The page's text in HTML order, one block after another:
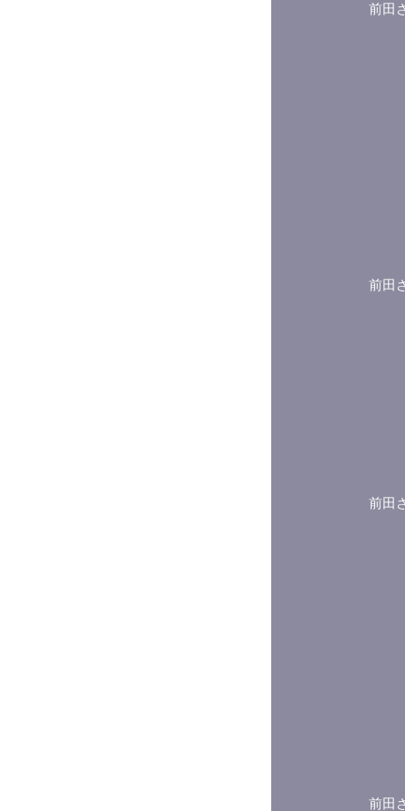
前田
前田
前田
前田